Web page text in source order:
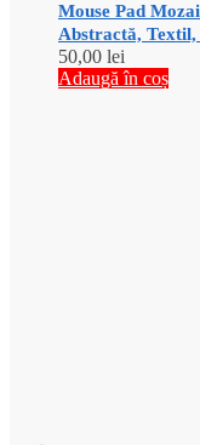
Mouse Pad
Abstractă, Textil,
50,00 lei
Adaugă în coș